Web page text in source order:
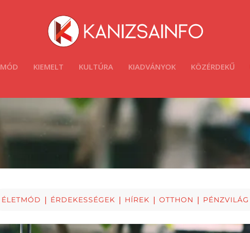
KIEMELT KULTÚRA KIADVÁNYOK KÖZÉRDEKŰ
ÉLETMÓD | ÉRDEKESSÉGEK | HÍREK | OTTHON | PÉNZVILÁG